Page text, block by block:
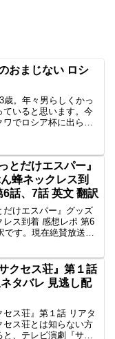
おまじない ロシ
歳。年々男らしくかっ
ていると思います。今
ワでロシア杯に出られ
ていた他の選手が80点
とだけエスパー』
蜂ネックレス到
想レポ 第6話、7話 英文 翻訳
だけエスパー』グッズ
レス到着 感想レポ 第6
す。現在絶賛放送中
！英文翻訳前回記事か
クセス荘』第１話
タバレ 見逃し配
セス荘』第１話 リアタ
セス荘とは知らない方
、テレビ演劇『サク